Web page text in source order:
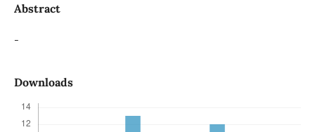
Abstract
-
Downloads